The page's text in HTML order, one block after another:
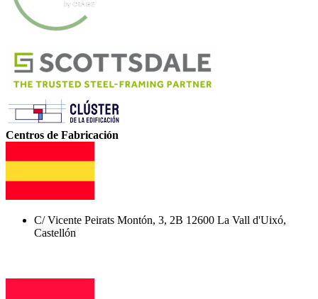
Centros de Fabricación
C/ Vicente Peirats Montón, 3, 2B 12600 La Vall d'Uixó,
Castellón